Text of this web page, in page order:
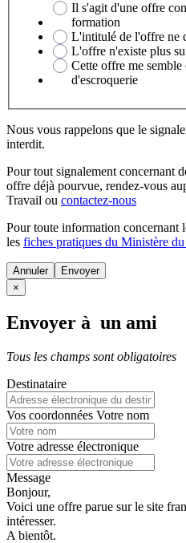
Il s'agit d'une offre
formation
L'intitulé de l'offre ne
L'offre n'existe plus
Cette offre me semble
d'escroquerie
Nous vous rappelons que le
interdit.
Pour tout signalement concernant
offre déjà pourvue, rendez-vous
Travail ou contactez-nous
Pour toute information concernant
les fiches pratiques du Ministère
Annuler
×
Envoyer à un ami
Tous les champs sont obligatoires
Destinataire
Vos coordonnées Votre nom
Votre adresse électronique
Message
Bonjour,
Voici une offre parue sur le site
intéresser.
A bientôt.